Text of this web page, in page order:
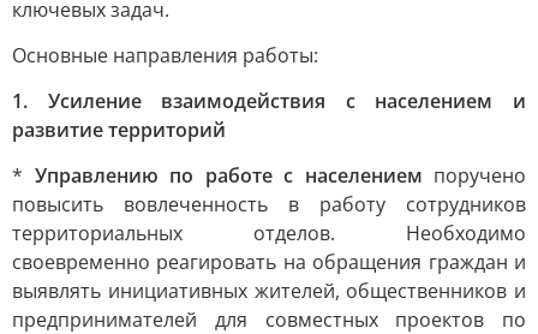
ключевых задач.
Основные направления работы:
1. Усиление взаимодействия с населением и
развитие территорий
* Управлению по работе с населением поручено
повысить вовлеченность в работу сотрудников
территориальных отделов. Необходимо
своевременно реагировать на обращения граждан и
выявлять инициативных жителей, общественников и
предпринимателей для совместных проектов по